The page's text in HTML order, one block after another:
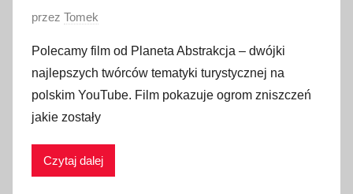
O
u
b
l
i
przez Tomek
Polecamy film od Planeta Abstrakcja – dwójki
najlepszych twórców tematyki turystycznej na
polskim YouTube. Film pokazuje ogrom zniszczeń
jakie zostały
Czytaj dalej